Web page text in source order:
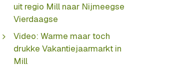
uit regio Mill naar Nijmeegse
Vierdaagse
Video: Warme maar toch
drukke Vakantiejaarmarkt in
Mill